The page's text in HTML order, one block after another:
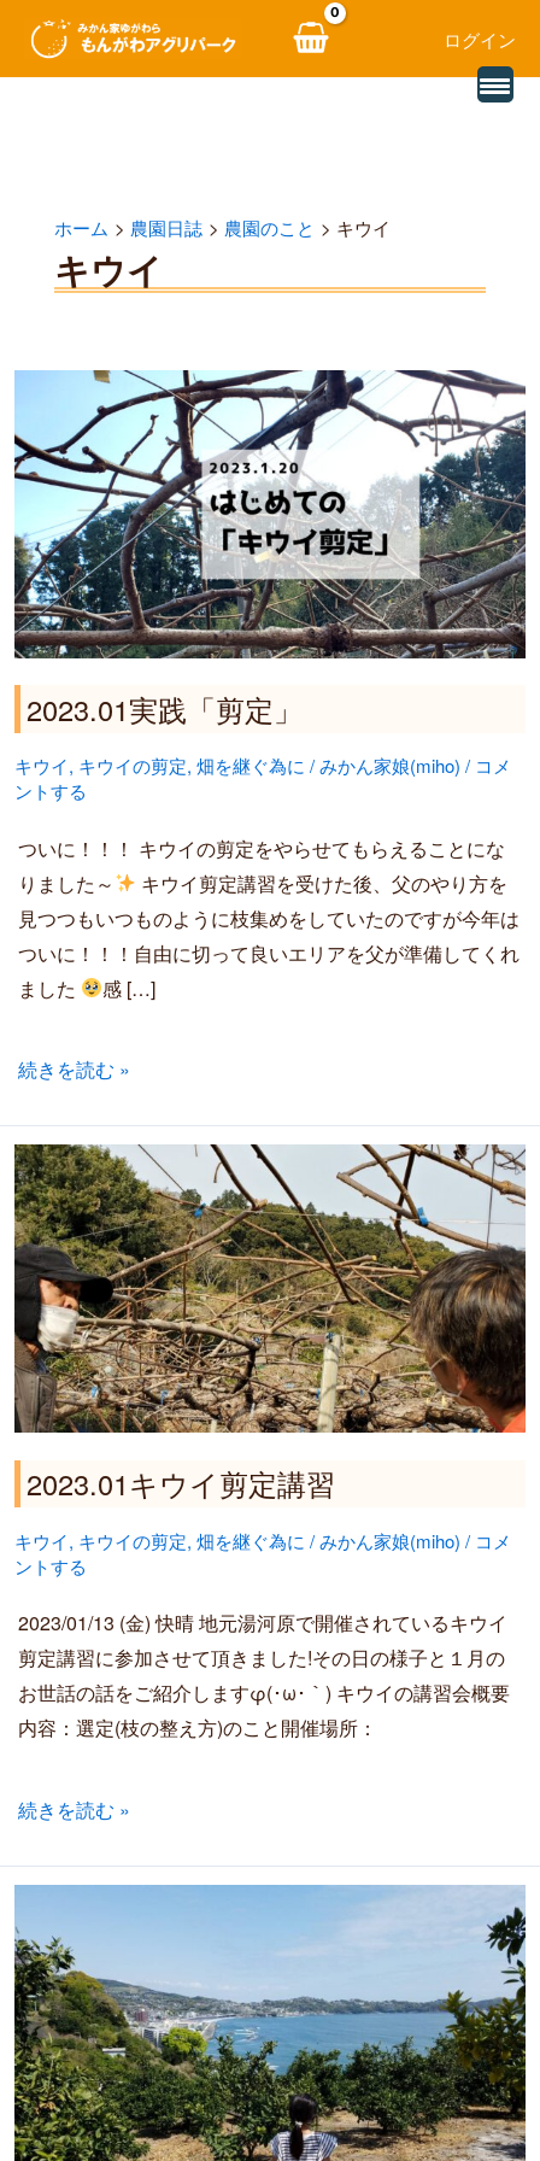
ログイン
ホーム 農園日誌 農園のこと キウイ
キウイ
2023.01実践「剪定」
キウイ, キウイの剪定, 畑を継ぐ為に /みかん家娘(miho) / コメ
ントする
ついに！！！ キウイの剪定をやらせてもらえることにな
りました～
キウイ剪定講習を受けた後、父のやり方を
見つつもいつものように枝集めをしていたのですが今年は
ついに！！！自由に切って良いエリアを父が準備してくれ
ました
感 […]
践
「剪
定」
続きを読む »
2023.01キウイ剪定講習
キウイ, キウイの剪定, 畑を継ぐ為に /みかん家娘(miho) / コメ
ントする
2023/01/13 (金) 快晴 地元湯河原で開催されているキウイ
剪定講習に参加させて頂きました!その日の様子と１月の
お世話の話をご紹介しますφ(･ω･｀) キウイの講習会概要
内容：選定(枝の整え方)のこと開催場所：
2023.01
キ
ウ
イ
剪
定
講
習
続きを読む »
月
の
様
子
～
つ
ぼ
み